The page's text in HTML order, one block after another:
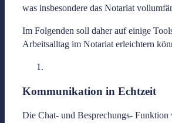
was insbesondere das Notariat
Im Folgenden soll daher auf einige
Arbeitsalltag im Notariat erleichtern
Kommunikation in Echtzeit
Die Chat- und Besprechungs- Funktion